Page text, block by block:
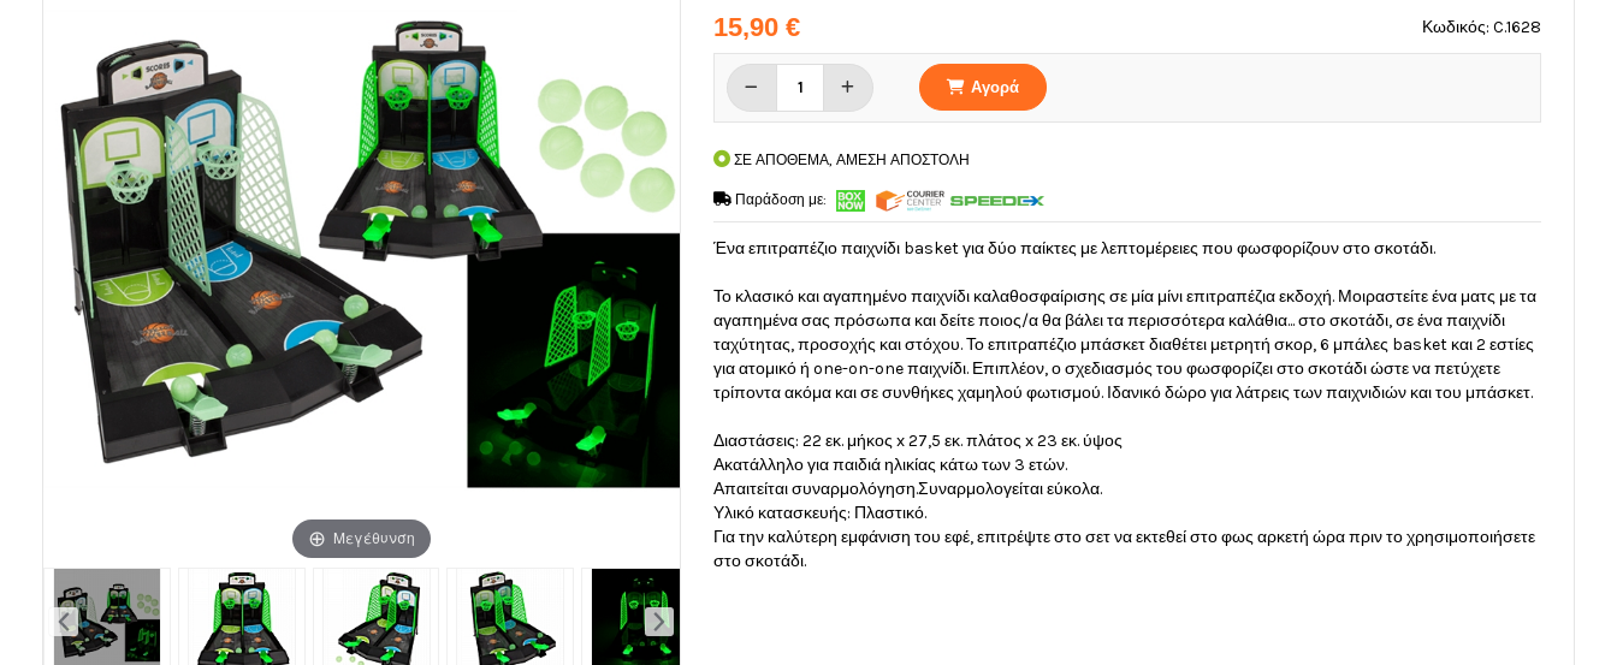
Μεγέθυνση
Κωδικός: C.1628
15,90 €
Αγορά
ΣΕ ΑΠΟΘΕΜΑ, ΑΜΕΣΗ ΑΠΟΣΤΟΛΗ
Παράδοση με:
Ένα επιτραπέζιο παιχνίδι basket για δύο παίκτες με λεπτομέρειες που φωσφορίζουν στο σκοτάδι.
Το κλασικό και αγαπημένο παιχνίδι καλαθοσφαίρισης σε μία μίνι επιτραπέζια εκδοχή. Μοιραστείτε ένα ματς με τα
αγαπημένα σας πρόσωπα και δείτε ποιος/α θα βάλει τα περισσότερα καλάθια... στο σκοτάδι, σε ένα παιχνίδι
ταχύτητας, προσοχής και στόχου. Το επιτραπέζιο μπάσκετ διαθέτει μετρητή σκορ, 6 μπάλες basket και 2 εστίες
για ατομικό ή one-on-one παιχνίδι. Επιπλέον, ο σχεδιασμός του φωσφορίζει στο σκοτάδι ώστε να πετύχετε
τρίποντα ακόμα και σε συνθήκες χαμηλού φωτισμού. Ιδανικό δώρο για λάτρεις των παιχνιδιών και του μπάσκετ.
Διαστάσεις: 22 εκ. μήκος x 27,5 εκ. πλάτος x 23 εκ. ύψος
Ακατάλληλο για παιδιά ηλικίας κάτω των 3 ετών.
Απαιτείται συναρμολόγηση.Συναρμολογείται εύκολα.
Υλικό κατασκευής: Πλαστικό.
Για την καλύτερη εμφάνιση του εφέ, επιτρέψτε στο σετ να εκτεθεί στο φως αρκετή ώρα πριν το χρησιμοποιήσετε
στο σκοτάδι.